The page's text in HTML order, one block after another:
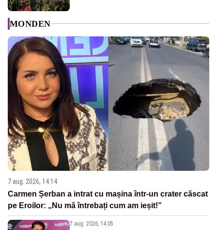
MONDEN
7 aug. 2026, 14:14
Carmen Șerban a intrat cu mașina într-un crater căscat
pe Eroilor: „Nu mă întrebați cum am ieșit!”
7 aug. 2026, 14:05